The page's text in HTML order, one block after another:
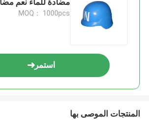
مضادة للماء نعم
MOQ： 1000pcs
استمر
المنتجات الموصى بها